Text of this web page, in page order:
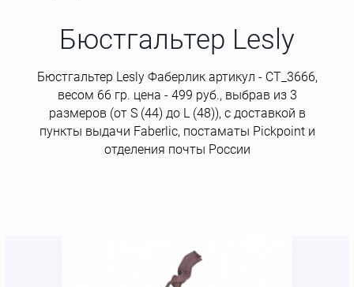
Бюстгальтер Lesly
Бюстгальтер Lesly Фаберлик артикул - СТ_3666,
весом 66 гр. цена - 499 руб., выбрав из 3
размеров (от S (44) до L (48)), с доставкой в
пункты выдачи Faberlic, постаматы Рickpoint и
отделения почты России